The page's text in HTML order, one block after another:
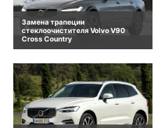
Замена трапеции
стеклоочистителя Volvo V90
Cross Country